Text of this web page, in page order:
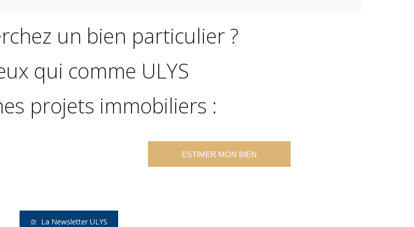
un bien particulier ?
qui comme ULYS
projets immobiliers :
ESTIMER MON BIEN
La Newsletter ULYS